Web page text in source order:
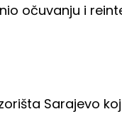
očuvanju i
Sarajevo